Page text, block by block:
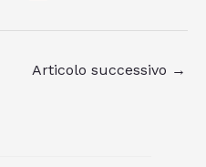
Articolo successivo →